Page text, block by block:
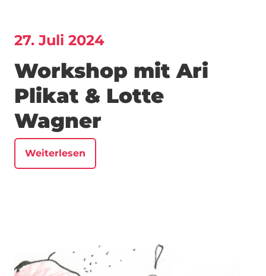
27. Juli 2024
Workshop mit Ari
Plikat & Lotte
Wagner
Weiterlesen